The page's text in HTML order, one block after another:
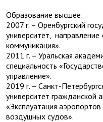
Образование высшее:
2007 г. – Оренбургский
университет, направление
коммуникация».
2011 г. – Уральская
специальность
управление».
2019 г. – Санкт-
университет гражданской
«Эксплуатация
воздушных судов».